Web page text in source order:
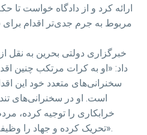
ارائه کرد و از دادگاه خواست تا
مربوط به جرم جدی‌تر اقدام برای
خبرگزاری دولتی بحرین به نقل
داد: «او به کرات مرتکب چنین
سخنرانی‌های متعدد خود این
است. او در سخنرانی‌های
خرابکاری را توجیه کرده،
تحریک کرده و جهاد را وظیفه شرعی توصیف کرده است».